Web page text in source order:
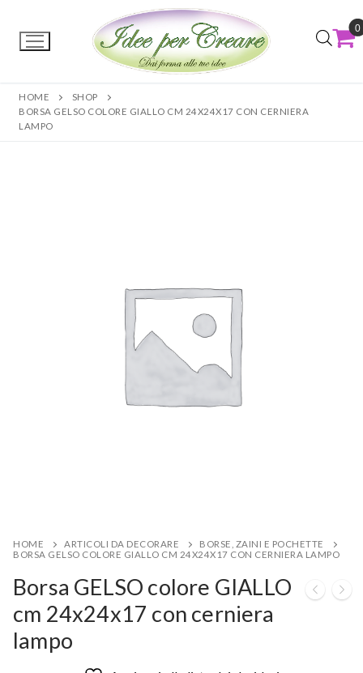
0
HOME
SHOP
BORSA GELSO COLORE GIALLO CM 24X24X17 CON CERNIERA
LAMPO
HOME ARTICOLI DA DECORARE
BORSE, ZAINI E POCHETTE
BORSA GELSO COLORE GIALLO CM 24X24X17 CON CERNIERA LAMPO
Borsa GELSO colore GIALLO
cm 24x24x17 con cerniera
lampo